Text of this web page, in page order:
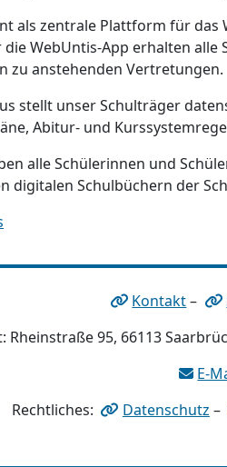
als zentrale Plattform für
WebUntis-App erhalten
zu anstehenden Vertretungen.
stellt unser Schulträger
Abitur- und
alle Schülerinnen und
digitalen Schulbüchern der
Kontakt–
Rheinstraße 95, 66113
E-
Rechtliches:
Datenschutz –